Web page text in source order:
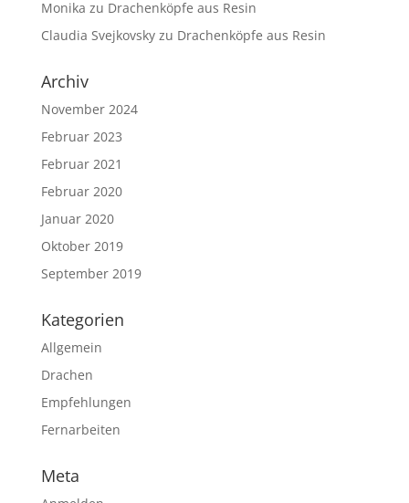
Monika zu Drachenköpfe aus Resin
Claudia Svejkovskyzu Drachenköpfe aus Resin
Archiv
November 2024
Februar 2023
Februar 2021
Februar 2020
Januar 2020
Oktober 2019
September 2019
Kategorien
Allgemein
Drachen
Empfehlungen
Fernarbeiten
Meta